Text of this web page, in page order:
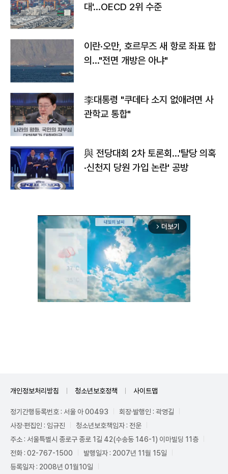
대'…OECD 2위 수준
이란·오만, 호르무즈 새 항로 좌표 합
의…"전면 개방은 아냐"
李대통령 "쿠데타 소지 없애려면 사
관학교 통합"
與 전당대회 2차 토론회…'탈당 의혹
·신천지 당원 가입 논란' 공방
arrow_forward_ios 더보기
개인정보처리방침 청소년보호정책 사이트맵
정기간행등록번호 : 서울 아 00493
회장·발행인 : 곽영길
사장·편집인 : 임규진
청소년보호책임자 : 전운
주소 : 서울특별시 종로구 종로 1길 42(수송동 146-1) 이마빌딩 11층
전화 : 02-767-1500
발행일자 : 2007년 11월 15일
등록일자 : 2008년 01월10일